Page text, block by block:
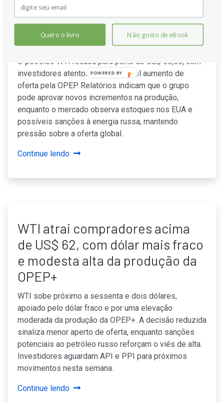
65,50 com temores de que a
OPEP agrave o excedente de
oferta
O petróleo WTI recuou para perto de US$ 65,50, com
investidores atentos a um possível aumento de
oferta pela OPEP. Relatórios indicam que o grupo
pode aprovar novos incrementos na produção,
enquanto o mercado observa estoques nos EUA e
possíveis sanções à energia russa, mantendo
pressão sobre a oferta global.
Continue lendo
WTI atrai compradores acima
de US$ 62, com dólar mais fraco
e modesta alta da produção da
OPEP+
WTI sobe próximo a sessenta e dois dólares,
apoiado pelo dólar fraco e por uma elevação
moderada da produção da OPEP+. A decisão reduzida
sinaliza menor aperto de oferta, enquanto sanções
potenciais ao petróleo russo reforçam o viés de alta.
Investidores aguardam API e PPI para próximos
movimentos nesta semana.
Continue lendo
Quero o livro Não gosto de eBook
POWERED BY